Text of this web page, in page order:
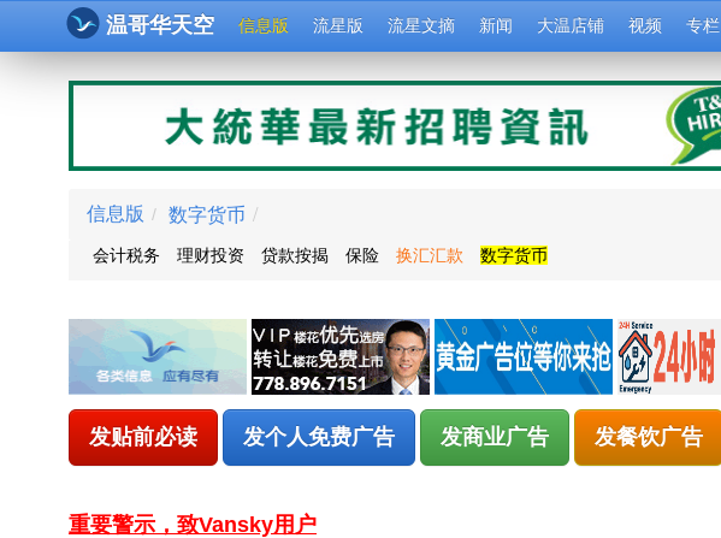
温哥华天空 信息版 流星版 流星文摘 新闻 大温店铺 视频 专栏
信息版 / 数字货币 /
会计税务 理财投资 贷款按揭 保险 换汇汇款 数字货币
发贴前必读 发个人免费广告 发商业广告 发餐饮广告
重要警示，致Vansky用户